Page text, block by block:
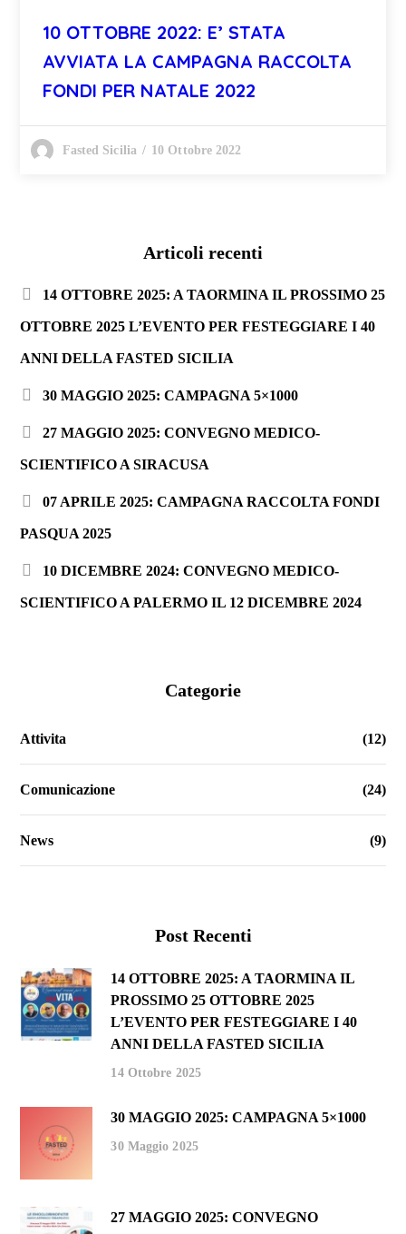
10 OTTOBRE 2022: E’ STATA
AVVIATA LA CAMPAGNA RACCOLTA
FONDI PER NATALE 2022
Fasted Sicilia 10 Ottobre 2022
Articoli recenti
14 OTTOBRE 2025: A TAORMINA IL PROSSIMO 25
OTTOBRE 2025 L’EVENTO PER FESTEGGIARE I 40
ANNI DELLA FASTED SICILIA
30 MAGGIO 2025: CAMPAGNA 5×1000
27 MAGGIO 2025: CONVEGNO MEDICO-
SCIENTIFICO A SIRACUSA
07 APRILE 2025: CAMPAGNA RACCOLTA FONDI
PASQUA 2025
10 DICEMBRE 2024: CONVEGNO MEDICO-
SCIENTIFICO A PALERMO IL 12 DICEMBRE 2024
Categorie
Attivita (12)
Comunicazione (24)
News (9)
Post Recenti
14 OTTOBRE 2025: A TAORMINA IL
PROSSIMO 25 OTTOBRE 2025
L’EVENTO PER FESTEGGIARE I 40
ANNI DELLA FASTED SICILIA
14 Ottobre 2025
30 MAGGIO 2025: CAMPAGNA 5×1000
30 Maggio 2025
27 MAGGIO 2025: CONVEGNO